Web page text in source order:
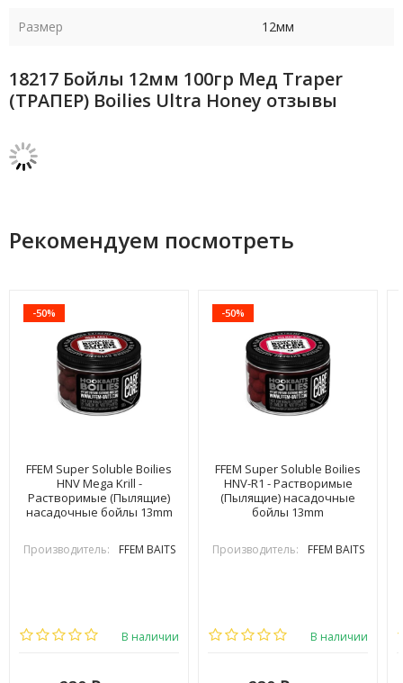
Размер 12мм
18217 Бойлы 12мм 100гр Мед Traper
(ТРАПЕР) Boilies Ultra Honey отзывы
Рекомендуем посмотреть
-50%
FFEM Super Soluble Boilies
HNV Mega Krill -
Растворимые (Пылящие)
насадочные бойлы 13mm
Производитель: FFEM BAITS
В наличии
-50%
FFEM Super Soluble Boilies
HNV-R1 - Растворимые
(Пылящие) насадочные
бойлы 13mm
Производитель: FFEM BAITS
В наличии